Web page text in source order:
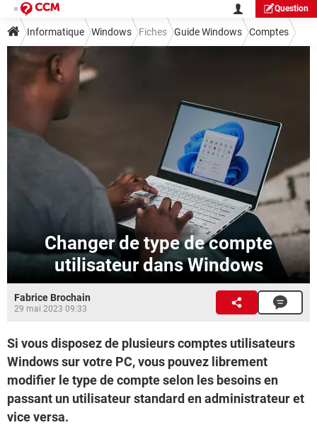
Question
Informatique Windows Fiches Guide Windows Comptes
Changer de type de compte
utilisateur dans Windows
Fabrice Brochain
29 mai 2023 09:33
Si vous disposez de plusieurs comptes utilisateurs
Windows sur votre PC, vous pouvez librement
modifier le type de compte selon les besoins en
passant un utilisateur standard en administrateur et
vice versa.